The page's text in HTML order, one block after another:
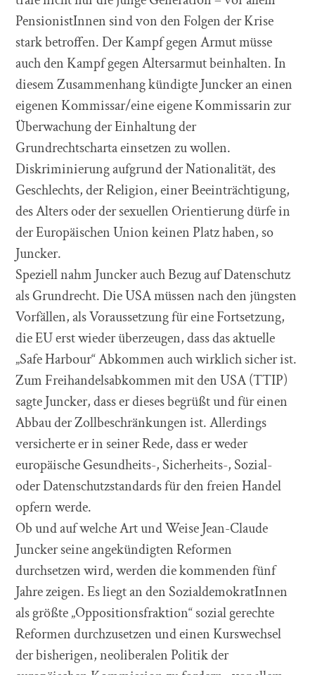
PensionistInnen sind von den Folgen der Krise
stark betroffen. Der Kampf gegen Armut müsse
auch den Kampf gegen Altersarmut beinhalten. In
diesem Zusammenhang kündigte Juncker an einen
eigenen Kommissar/eine eigene Kommissarin zur
Überwachung der Einhaltung der
Grundrechtscharta einsetzen zu wollen.
Diskriminierung aufgrund der Nationalität, des
Geschlechts, der Religion, einer Beeinträchtigung,
des Alters oder der sexuellen Orientierung dürfe in
der Europäischen Union keinen Platz haben, so
Juncker.
Speziell nahm Juncker auch Bezug auf Datenschutz
als Grundrecht. Die USA müssen nach den jüngsten
Vorfällen, als Voraussetzung für eine Fortsetzung,
die EU erst wieder überzeugen, dass das aktuelle
„Safe Harbour“ Abkommen auch wirklich sicher ist.
Zum Freihandelsabkommen mit den USA (TTIP)
sagte Juncker, dass er dieses begrüßt und für einen
Abbau der Zollbeschränkungen ist. Allerdings
versicherte er in seiner Rede, dass er weder
europäische Gesundheits-, Sicherheits-, Sozial-
oder Datenschutzstandards für den freien Handel
opfern werde.
Ob und auf welche Art und Weise Jean-Claude
Juncker seine angekündigten Reformen
durchsetzen wird, werden die kommenden fünf
Jahre zeigen. Es liegt an den SozialdemokratInnen
als größte „Oppositionsfraktion“ sozial gerechte
Reformen durchzusetzen und einen Kurswechsel
der bisherigen, neoliberalen Politik der